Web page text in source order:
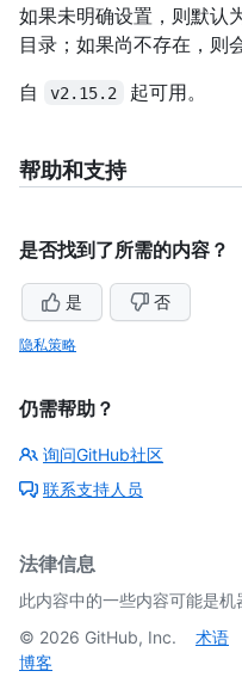
如果未明确设置，则默认
目录；如果尚不存在，则
自
v2.15.2 起可用。
帮助和支持
是否找到了所需的内容？
是 否
隐私策略
仍需帮助？
询问GitHub社区
联系支持人员
法律信息
此内容中的一些内容可能是机
© 2026 GitHub, Inc. 术语
博客